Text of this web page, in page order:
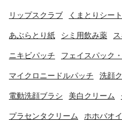
リップスクラブ くまとりシー
あぶらとり紙 シミ用飲み薬
ニキビパッチ フェイスパック
マイクロニードルパッチ 洗顔
電動洗顔ブラシ 美白クリーム
プラセンタクリーム ホホバオ